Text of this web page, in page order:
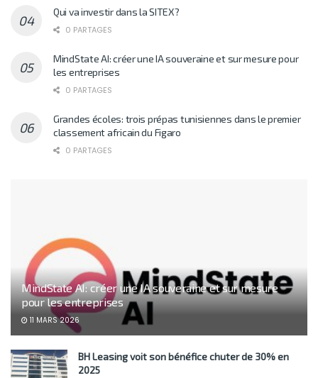
Qui va investir dans la SITEX?
0 PARTAGES
MindState AI: créer une IA souveraine et sur mesure pour
les entreprises
0 PARTAGES
Grandes écoles: trois prépas tunisiennes dans le premier
classement africain du Figaro
0 PARTAGES
MindState AI: créer une IA souveraine et sur mesure
pour les entreprises
11 MARS 2026
BH Leasing voit son bénéfice chuter de 30% en
2025